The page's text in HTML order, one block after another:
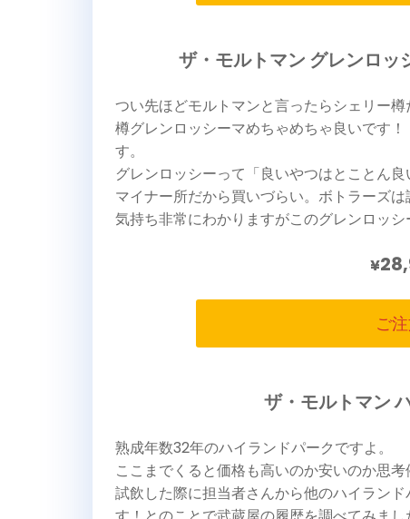
ザ・モルトマン グレンロッ
つい先ほどモルトマンと言ったらシェリー
樽グレンロッシーマめちゃめちゃ良いです
す。
グレンロッシーって「良いやつはとことん良
マイナー所だから買いづらい。ボトラーズ
気持ち非常にわかりますがこのグレンロッシ
¥
ご
ザ・モルトマン
熟成年数32年のハイランドパークですよ。
ここまでくると価格も高いのか安いのか思考
試飲した際に担当者さんから他のハイラン